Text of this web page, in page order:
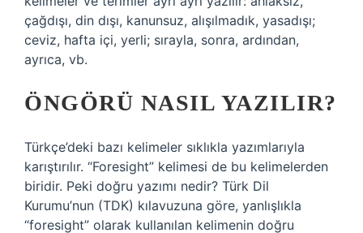
çağdışı, din dışı, kanunsuz, alışılmadık, yasadışı;
ceviz, hafta içi, yerli; sırayla, sonra, ardından,
ayrıca, vb.
ÖNGÖRÜ NASIL YAZILIR?
Türkçe’deki bazı kelimeler sıklıkla yazımlarıyla
karıştırılır. “Foresight” kelimesi de bu kelimelerden
biridir. Peki doğru yazımı nedir? Türk Dil
Kurumu’nun (TDK) kılavuzuna göre, yanlışlıkla
“foresight” olarak kullanılan kelimenin doğru